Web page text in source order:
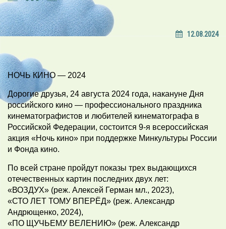
12.08.2024
НОЧЬ КИНО — 2024
Дорогие друзья, 24 августа 2024 года, накануне Дня
российского кино — профессионального праздника
кинематографистов и любителей кинематографа в
Российской Федерации, состоится 9-я всероссийская
акция «Ночь кино» при поддержке Минкультуры России
и Фонда кино.
По всей стране пройдут показы трех выдающихся
отечественных картин последних двух лет:
«ВОЗДУХ» (реж. Алексей Герман мл., 2023),
«СТО ЛЕТ ТОМУ ВПЕРЁД» (реж. Александр
Андрющенко, 2024),
«ПО ЩУЧЬЕМУ ВЕЛЕНИЮ» (реж. Александр